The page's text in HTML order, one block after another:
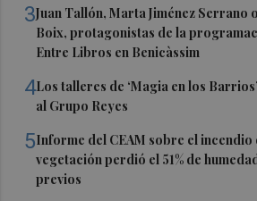
3Juan Tallón, Marta Jiménez Serrano
Boix, protagonistas de la
Entre Libros en Benicàssim
4Los talleres de ‘Magia en los
al Grupo Reyes
5Informe del CEAM sobre el incendio
vegetación perdió el 51% de
previos